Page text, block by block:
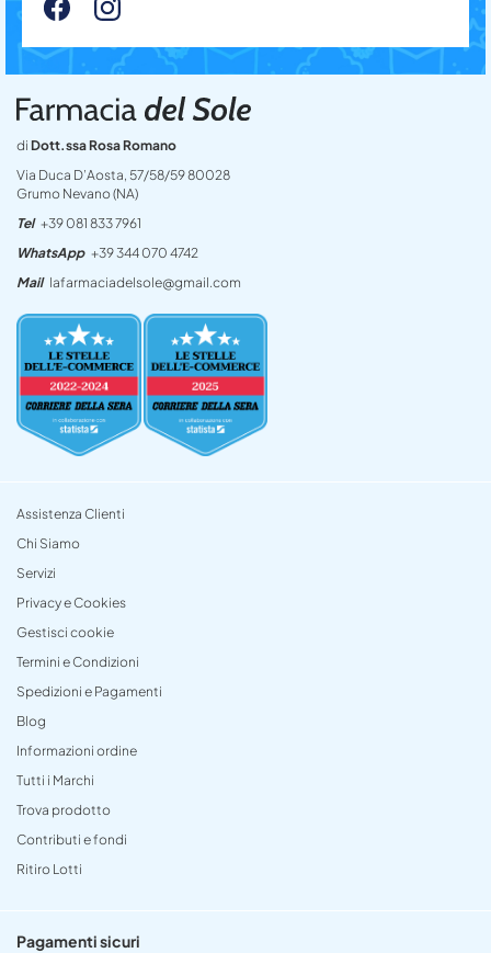
di Dott.ssa Rosa Romano
Via Duca D’Aosta, 57/58/59 80028
Grumo Nevano (NA)
Tel +39 081 833 7961
WhatsApp +39 344 070 4742
Mail lafarmaciadelsole@gmail.com
Assistenza Clienti
Chi Siamo
Servizi
Privacy e Cookies
Gestisci cookie
Termini e Condizioni
Spedizioni e Pagamenti
Blog
Informazioni ordine
Tutti i Marchi
Trova prodotto
Contributi e fondi
Ritiro Lotti
Pagamenti sicuri